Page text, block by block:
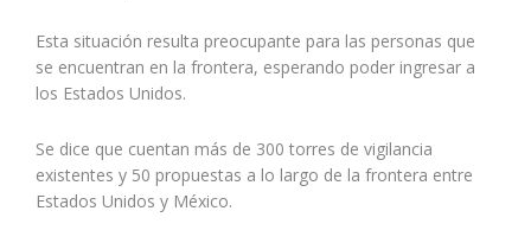
Esta situación resulta preocupante para las personas que
se encuentran en la frontera, esperando poder ingresar a
los Estados Unidos.
Se dice que cuentan más de 300 torres de vigilancia
existentes y 50 propuestas a lo largo de la frontera entre
Estados Unidos y México.